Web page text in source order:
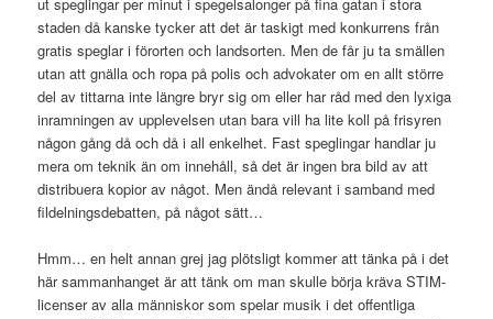
staden då kanske tycker att det är taskigt med konkurrens från
gratis speglar i förorten och landsorten. Men de får ju ta smällen
utan att gnälla och ropa på polis och advokater om en allt större
del av tittarna inte längre bryr sig om eller har råd med den lyxiga
inramningen av upplevelsen utan bara vill ha lite koll på frisyren
någon gång då och då i all enkelhet. Fast speglingar handlar ju
mera om teknik än om innehåll, så det är ingen bra bild av att
distribuera kopior av något. Men ändå relevant i samband med
fildelningsdebatten, på något sätt…
Hmm… en helt annan grej jag plötsligt kommer att tänka på i det
här sammanhanget är att tänk om man skulle börja kräva STIM-
licenser av alla människor som spelar musik i det offentliga